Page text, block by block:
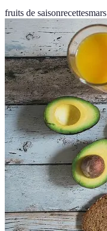
fruits de saisonrecettesmars